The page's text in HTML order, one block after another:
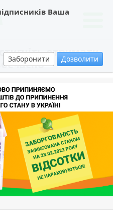
Ваша
Заборонити Дозволити
отримати